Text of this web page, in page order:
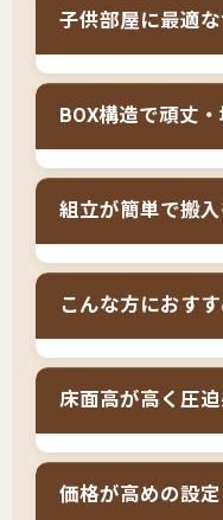
子供部屋に最適
セミシングルサイ
中学生の子供に適
出しの反対側や長
道具やおもちゃを
で収納が完結する
るスペースが確保
BOX構造で頑丈
チェストベッドは
し）が標準仕様の
高い構造のため、
く、衣類を清潔に
の高さも評価され
組立が簡単で搬
チェストベッドは
で届くため、組立
はコンパクトなた
しやすく、子供部
こんな方におすす
セミシングルサイ
ような方に特にお
4.5畳〜6畳の子
きたい方
床面高が高く圧
チェストベッドは
床面高が40〜
価格が高めの設定